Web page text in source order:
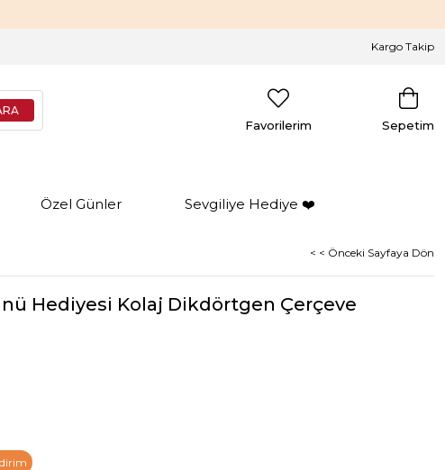
Kargo Takip
Sepetim
Favorilerim
Özel Günler Sevgiliye Hediye ❤️
< < Önceki Sayfaya Dön
Hediyesi Kolaj Dikdörtgen Çerçeve